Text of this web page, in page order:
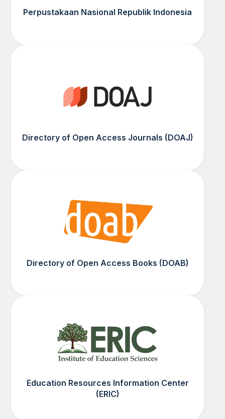
Perpustakaan Nasional Republik Indonesia
Directory of Open Access Journals (DOAJ)
Directory of Open Access Books (DOAB)
Education Resources Information Center
(ERIC)